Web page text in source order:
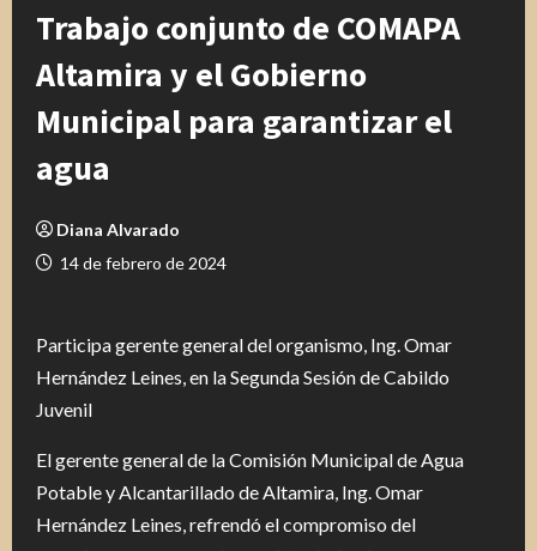
Trabajo conjunto de COMAPA
Altamira y el Gobierno
Municipal para garantizar el
agua
Diana Alvarado
14 de febrero de 2024
Participa gerente general del organismo, Ing. Omar
Hernández Leines, en la Segunda Sesión de Cabildo
Juvenil
El gerente general de la Comisión Municipal de Agua
Potable y Alcantarillado de Altamira, Ing. Omar
Hernández Leines, refrendó el compromiso del